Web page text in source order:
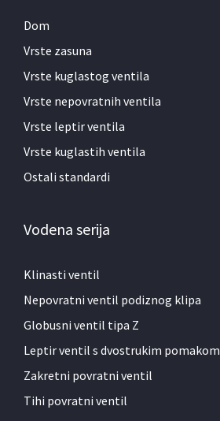
Dom
Vrste zasuna
Vrste kuglastog ventila
Vrste nepovratnih ventila
Vrste leptir ventila
Vrste kuglastih ventila
Ostali standardi
Vodena serija
Klinasti ventil
Nepovratni ventil podiznog klipa
Globusni ventil tipa Z
Leptir ventil s dvostrukim pomakom
Zakretni povratni ventil
Tihi povratni ventil